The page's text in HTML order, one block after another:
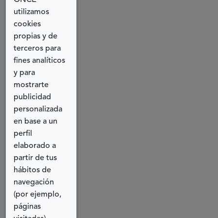
utilizamos
cookies
propias y de
terceros para
fines analíticos
y para
mostrarte
publicidad
personalizada
en base a un
perfil
elaborado a
partir de tus
hábitos de
navegación
(por ejemplo,
páginas
miembros
más
vulnerables de
la sociedad,
¡son
verdaderamente
inclusivos!Y
especialmente
en estos
casos, el
enfoque
participativo
no es
negociable.
"Nihil de
nobis, sine
nobis" ("Nada